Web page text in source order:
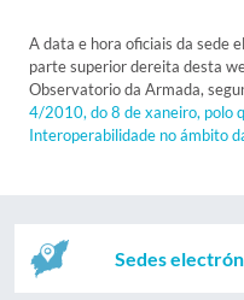
A data e hora oficiais da sede
parte superior dereita desta
Observatorio da Armada,
4/2010, do 8 de xaneiro, polo
Interoperabilidade no ámbito
Sedes